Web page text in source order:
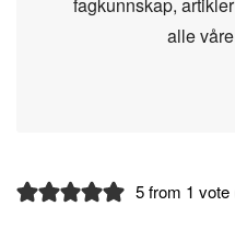
fagkunnskap,
alle
5 from 1 vote